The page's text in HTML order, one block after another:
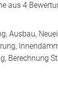
aus 4
Ausbau,
Berechnung